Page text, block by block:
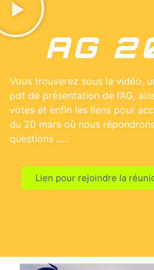
AG
Vous trouverez sous la vidéo,
pdf de présentation de l’AG,
votes et enfin les liens pour
du 20 mars où nous
questions …..
Lien pour rejoindre la